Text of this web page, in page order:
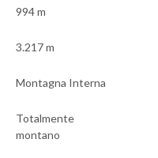
994 m
3.217 m
Montagna Interna
Totalmente
montano